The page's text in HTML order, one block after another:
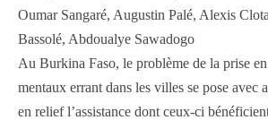
Oumar Sangaré, Augustin Palé, Alexis
Bassolé, Abdoualye Sawadogo
Au Burkina Faso, le problème de la prise
mentaux errant dans les villes se pose avec
en relief l’assistance dont ceux-ci